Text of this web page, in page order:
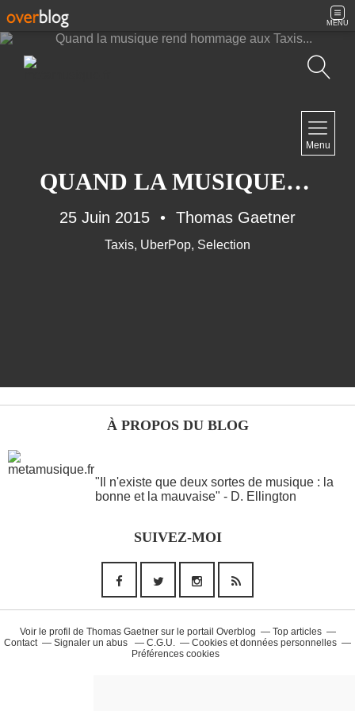
MENU
Menu
QUAND LA MUSIQUE REND HOMMAGE AUX TAXIS...
25 Juin 2015 Thomas Gaetner
Taxis, UberPop, Selection
À PROPOS DU BLOG
"Il n'existe que deux sortes de musique : la
bonne et la mauvaise" - D. Ellington
SUIVEZ-MOI
Contact
NEWSLETTER
90'S (14)
French Touch (14)
Rap Francais (10)
Daft Punk (8)
Voir le profil de Thomas Gaetnersur le portail Overblog
Top articles
Contact
Signaler un abus C.G.U.
Cookies et données personnelles
Préférences cookies